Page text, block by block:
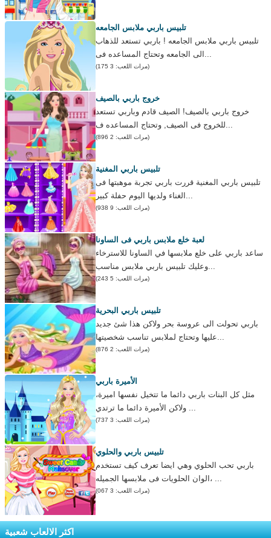
تلبيس باربي ملابس الجامعه
تلبيس باربي ملابس الجامعه ! باربي تستعد للذهاب
الى الجامعه وتحتاج المساعده فى...
(مرات اللعب: 3 175)
خروج باربي بالصيف
خروج باربي بالصيف! الصيف قادم وباربي تستعد
للخروج فى الصيف, وتحتاج المساعده ف...
(مرات اللعب: 2 896)
تلبيس باربي المغنية
تلبيس باربي المغنية قررت باربي تجربة موهبتها فى
الغناء ولديها اليوم حفلة كبير...
(مرات اللعب: 9 938)
لعبة خلع ملابس باربي فى الساونا
ساعد باربي على خلع ملابسها في الساونا للاسترخاء
وعليك تلبيس باربي ملابس مناسب...
(مرات اللعب: 5 243)
تلبيس باربي البحرية
باربي تحولت الى عروسة بحر ولاكن هذا شئ جديد
عليها وتحتاج لملابس تناسب شخصيتها...
(مرات اللعب: 2 876)
الأميرة باربي
مثل كل البنات باربي دائما ما تتخيل نفسها اميرة،
ولاكن الأميرة دائما ما ترتدي ...
(مرات اللعب: 3 737)
تلبيس باربي والحلوي
باربي تحب الحلوي وهي ايضا تعرف كيف تستخدم
الوان الحلويات فى ملابسها الجميله، ...
(مرات اللعب: 3 067)
اكثر الالعاب شعبية